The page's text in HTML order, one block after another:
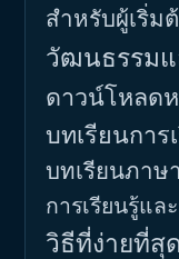
สำหรับผู้เริ่ม
วัฒนธรรมแ
ดาวน์โหลด
บทเรียนการ
บทเรียนภาษ
การเรียนรู้แล
วิธีที่ง่ายที่สุ